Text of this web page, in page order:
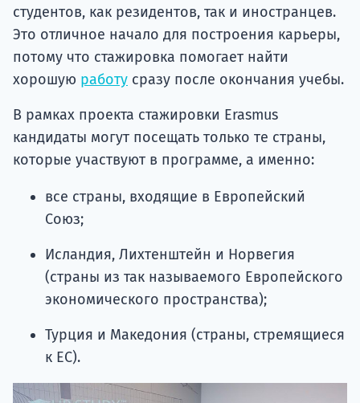
студентов, как резидентов, так и иностранцев.
Это отличное начало для построения карьеры,
потому что стажировка помогает найти
хорошую работу сразу после окончания учебы.
В рамках проекта стажировки Erasmus
кандидаты могут посещать только те страны,
которые участвуют в программе, а именно:
все страны, входящие в Европейский
Союз;
Исландия, Лихтенштейн и Норвегия
(страны из так называемого Европейского
экономического пространства);
Турция и Македония (страны, стремящиеся
к ЕС).